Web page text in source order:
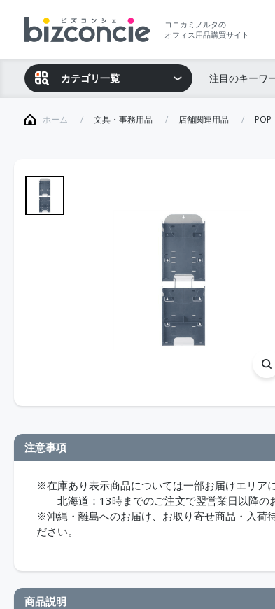
コニカミノルタの
オフィス用品購買サイト
カテゴリ一覧 注目のキーワ
ホーム 文具・事務用品 店舗関連用品 POP
注意事項
※在庫あり表示商品については一部お届けエリア
北海道：13時までのご注文で翌営業日以降の
※沖縄・離島へのお届け、お取り寄せ商品・入荷
ださい。
商品説明